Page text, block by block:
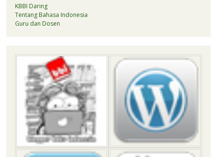
KBBI Daring
Tentang Bahasa Indonesia
Guru dan Dosen